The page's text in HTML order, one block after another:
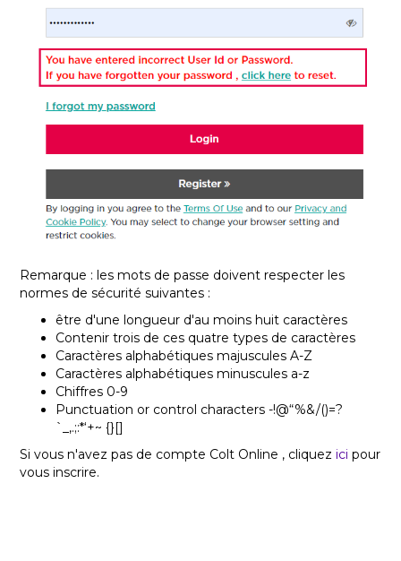
Remarque : les mots de passe doivent respecter les
normes de sécurité suivantes :
être d'une longueur d'au moins huit caractères
Contenir trois de ces quatre types de caractères
Caractères alphabétiques majuscules A-Z
Caractères alphabétiques minuscules a-z
Chiffres 0-9
Punctuation or control characters -!@“%&/()=?
`_,.;:*‘+~ {}[]
Si vous n'avez pas de compte Colt Online , cliquezici pour
vous inscrire.